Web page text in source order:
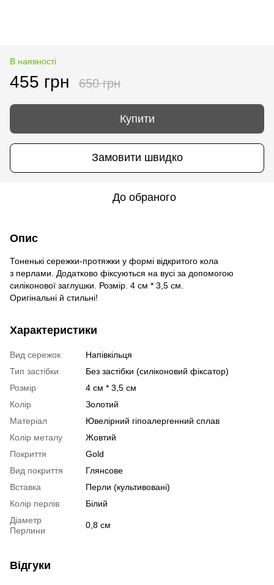
В наявності
455 грн 650 грн
Купити
Замовити швидко
До обраного
Опис
Тоненькі сережки-протяжки у формі відкритого кола
з перлами. Додатково фіксуються на вусі за допомогою
силіконової заглушки. Розмір. 4 см * 3,5 см.
Оригінальні й стильні!
Характеристики
Вид сережок
Напівкільця
Тип застібки
Без застібки (силіконовий фіксатор)
Розмір
4 см * 3,5 см
Колір
Золотий
Матеріал
Ювелірний гіпоалергенний сплав
Колір металу
Жовтий
Покриття
Gold
Вид покриття
Глянсове
Вставка
Перли (культивовані)
Колір перлів
Білий
Діаметр
Перлини
0,8 см
Відгуки